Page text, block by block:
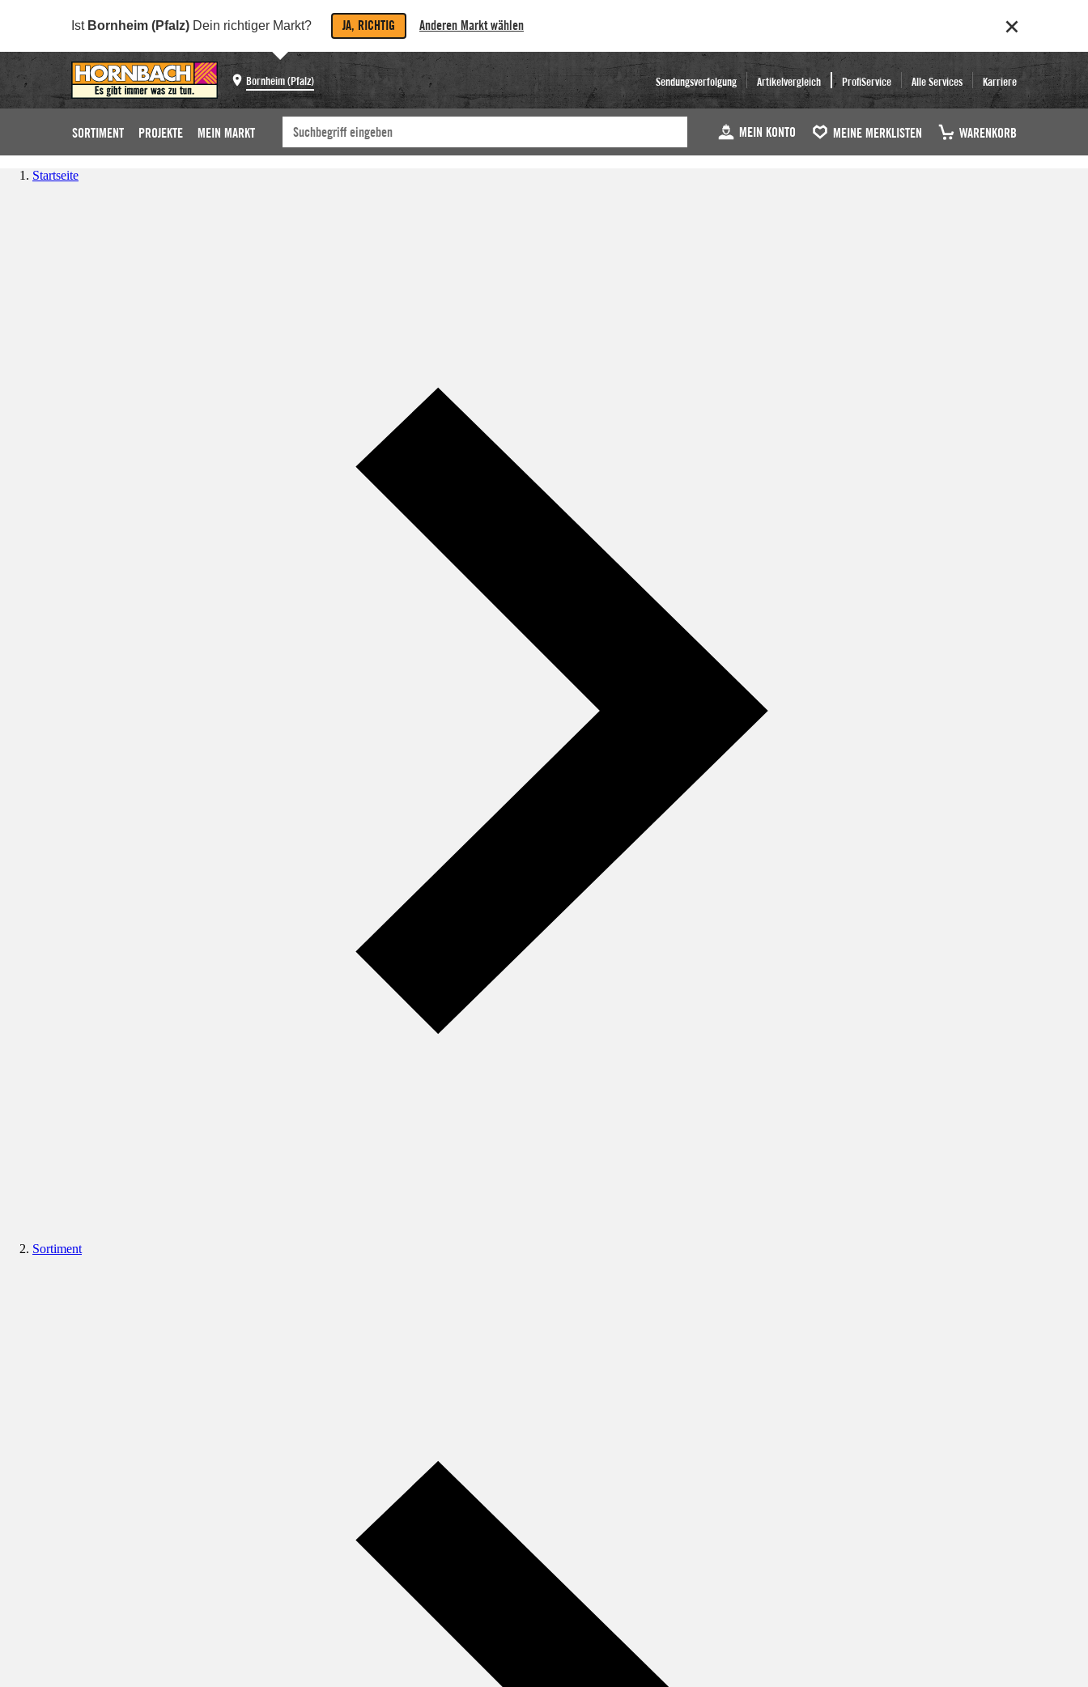
Ist Bornheim (Pfalz) Dein richtiger Markt? JA, RICHTIG Anderen Markt wählen
Bornheim (Pfalz) Sendungsverfolgung Artikelvergleich ProfiService Alle Services Karriere
SORTIMENT PROJEKTE MEIN MARKT MEIN KONTO MEINE MERKLISTEN WARENKORB
Startseite
Sortiment